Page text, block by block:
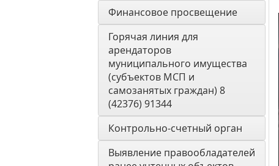
Финансовое просвещение
Горячая линия для
арендаторов
муниципального имущества
(субъектов МСП и
самозанятых граждан) 8
(42376) 91344
Контрольно-счетный орган
Выявление правообладателей